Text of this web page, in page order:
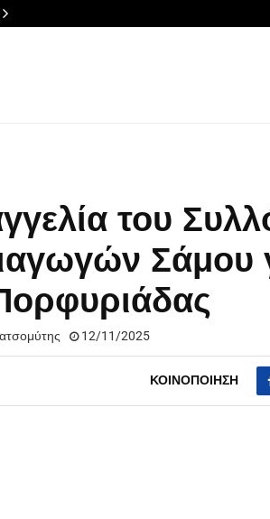
του
Σάμου
12/11/2025
ΚΟΙΝΟΠΟΊΗΣΗ